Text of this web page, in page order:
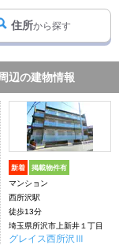
住所から探す
辺の建物情報
新着 掲載物件有
マンション
西所沢駅
徒歩13分
埼玉県所沢市上新井１丁目
グレイス西所沢Ⅲ